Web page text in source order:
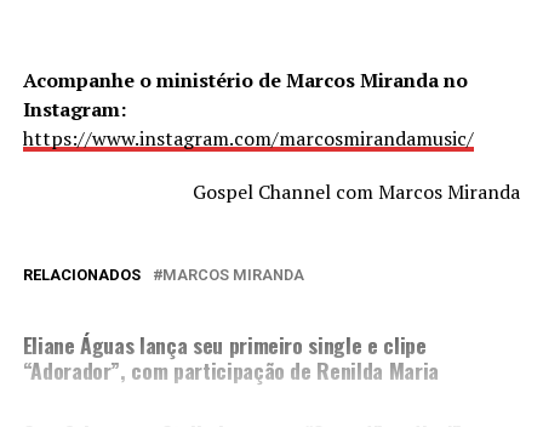
Acompanhe o ministério de Marcos Miranda no
Instagram:
https://www.instagram.com/marcosmirandamusic/
Gospel Channel com Marcos Miranda
RELACIONADOS MARCOS MIRANDA
Eliane Águas lança seu primeiro single e clipe
“Adorador”, com participação de Renilda Maria